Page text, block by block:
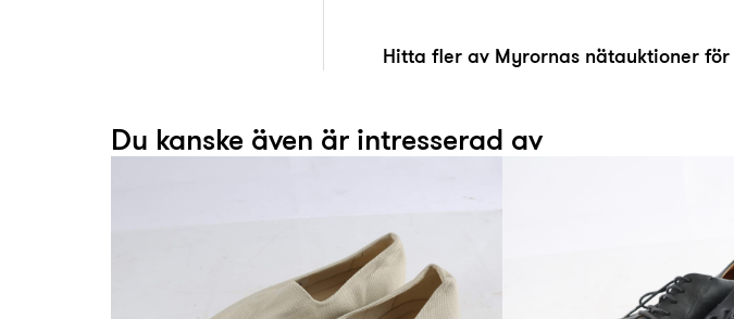
Hitta fler av Myrornas nätauktioner för
Du kanske även är intresserad av